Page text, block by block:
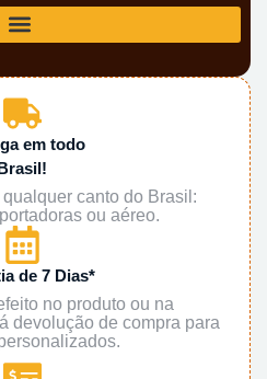
em todo
canto do Brasil:
ou aéreo.
de 7 Dias*
no produto ou na
devolução de compra para